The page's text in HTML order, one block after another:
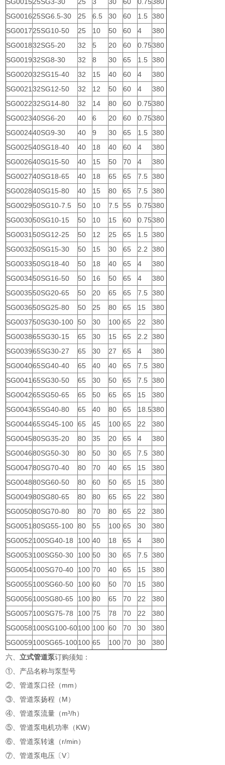
SG001625SG6.5-30 25 6.5 30 60 1.5
380
SG001725SG10-50 25 10 50 60 4
380
SG001832SG5-20 32 5 20 60 0.75380
SG001932SG8-30 32 8 30 65 1.5
380
SG002032SG15-40 32 15 40 60 4
380
SG0021 32SG12-50 32 12 50 60 4
380
SG002232SG14-80 32 14 80 60 0.75380
SG002340SG6-20 40 6 20 60 0.75380
SG002440SG9-30 40 9 30 65 1.5
380
SG002540SG18-40 40 18 40 60 4
380
SG002640SG15-50 40 15 50 70 4
380
SG002740SG18-65 40 18 65 65 7.5
380
SG002840SG15-80 40 15 80 65 7.5
380
SG002950SG10-7.5 50 10 7.5 55 0.75380
SG003050SG10-15 50 10 15 60 0.75380
SG0031 50SG12-25 50 12 25 65 1.5
380
SG003250SG15-30 50 15 30 65 2.2
380
SG003350SG18-40 50 18 40 65 4
380
SG003450SG16-50 50 16 50 65 4
380
SG003550SG20-65 50 20 65 65 7.5
380
SG003650SG25-80 50 25 80 65 15
380
SG003750SG30-100 50 30 100 65 22
380
SG003865SG30-15 65 30 15 65 2.2
380
SG003965SG30-27 65 30 27 65 4
380
SG004065SG40-40 65 40 40 65 7.5
380
SG0041 65SG30-50 65 30 50 65 7.5
380
SG004265SG50-65 65 50 65 65 15
380
SG004365SG40-80 65 40 80 65 18.5380
SG004465SG45-100 65 45 100 65 22
380
SG004580SG35-20 80 35 20 65 4
380
SG004680SG50-30 80 50 30 65 7.5
380
SG004780SG70-40 80 70 40 65 15
380
SG004880SG60-50 80 60 50 65 15
380
SG004980SG80-65 80 80 65 65 22
380
SG005080SG70-80 80 70 80 65 22
380
SG0051 80SG55-100 80 55 100 65 30
380
SG0052100SG40-18 100 40 18 65 4
380
SG0053100SG50-30 100 50 30 65 7.5
380
SG0054100SG70-40 100 70 40 65 15
380
SG0055100SG60-50 100 60 50 70 15
380
SG0056100SG80-65 100 80 65 70 22
380
SG0057100SG75-78 100 75 78 70 22
380
SG0058100SG100-60100 100 60 70 30
380
SG0059100SG65-100100 65 100 70 30
380
六、 立式管道泵订购须知：
①、产品名称与泵型号
②、管道泵口径（mm）
③、管道泵扬程（M）
④、管道泵流量（m³/h）
⑤、管道泵电机功率（KW）
⑥、管道泵转速（r/min）
⑦、管道泵电压〔V〕